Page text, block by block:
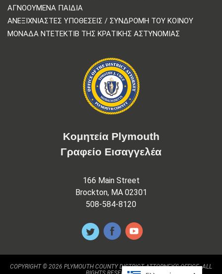
ΑΓΝΟΟΎΜΕΝΑ ΠΑΙΔΙΆ
ΑΝΕΞΙΧΝΊΑΣΤΕΣ ΥΠΟΘΈΣΕΙΣ / ΣΥΝΔΡΟΜΉ ΤΟΥ ΚΟΙΝΟΎ
ΜΟΝΆΔΑ ΝΤΕΤΈΚΤΙΒ ΤΗΣ ΚΡΑΤΙΚΉΣ ΑΣΤΥΝΟΜΊΑΣ
Κομητεία Plymouth
Γραφείο Εισαγγελέα
166 Main Street
Brockton, MA 02301
508-584-8120
COPYRIGHT © 2026 PLYMOUTH COUNTY DISTRICT ATTORNEY'S OFFICE. ALL